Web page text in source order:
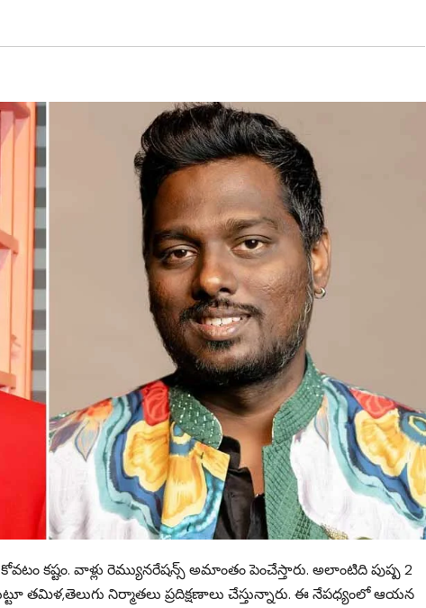
కష్టం. వాళ్లు రెమ్యునరేషన్స్ అమాంతం పెంచేస్తారు. అలాంటిది పుష్ప 2
తమిళ,తెలుగు నిర్మాతలు ప్రదిక్షణాలు చేస్తున్నారు. ఈ నేపధ్యంలో ఆయన